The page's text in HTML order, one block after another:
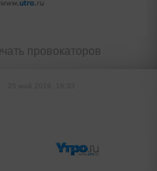
провокаторов